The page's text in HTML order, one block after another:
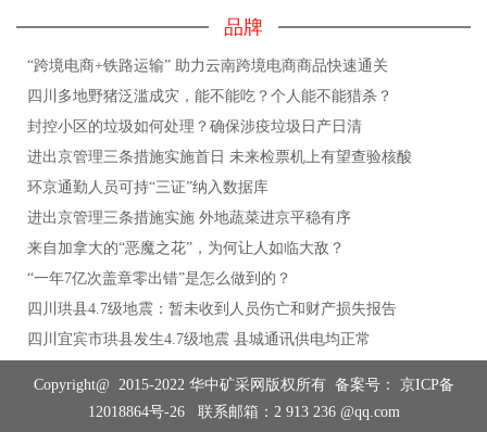
品牌
“跨境电商+铁路运输” 助力云南跨境电商商品快速通关
四川多地野猪泛滥成灾，能不能吃？个人能不能猎杀？
封控小区的垃圾如何处理？确保涉疫垃圾日产日清
进出京管理三条措施实施首日 未来检票机上有望查验核酸
环京通勤人员可持“三证”纳入数据库
进出京管理三条措施实施 外地蔬菜进京平稳有序
来自加拿大的“恶魔之花”，为何让人如临大敌？
“一年7亿次盖章零出错”是怎么做到的？
四川珙县4.7级地震：暂未收到人员伤亡和财产损失报告
四川宜宾市珙县发生4.7级地震 县城通讯供电均正常
Copyright@ 2015-2022 华中矿采网版权所有 备案号： 京ICP备
12018864号-26联系邮箱：2 913 236 @qq.com